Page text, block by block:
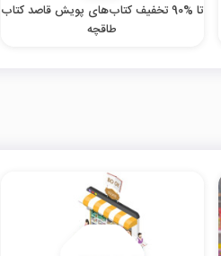
تا %90 تخفیف کتاب‌های پویش قاصد کتاب
طاقچه